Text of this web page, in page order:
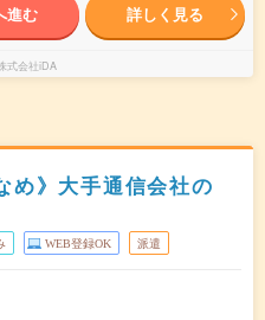
進む 詳しく見る
式会社iDA
め》大手通信会社の
WEB登録OK 派遣